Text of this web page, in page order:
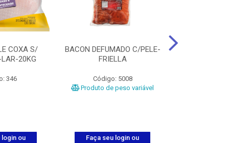
COXA S/
20KG
346
login ou
BACON DEFUMADO C/PELE-
FRIELLA
Código: 5008
Produto de peso variável
Faça seu login ou